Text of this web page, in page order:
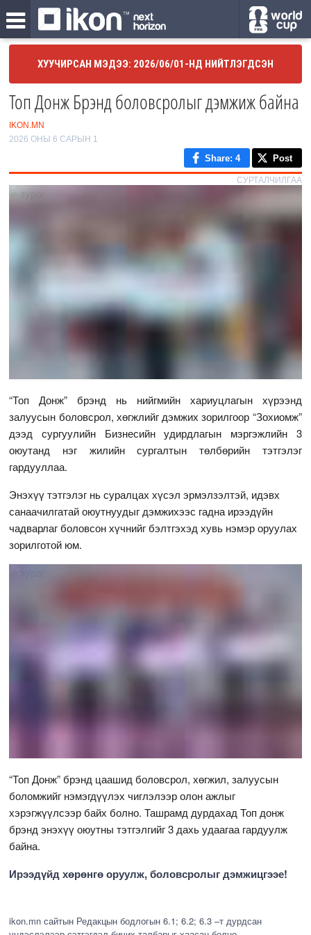
ХУУЧИРСАН МЭДЭЭ: 2026/06/01-НД НИЙТЛЭГДСЭН
Топ Донж Брэнд боловсролыг дэмжиж байна
IKON.MN
2026 ОНЫ 6 САРЫН 1
Share: 4 Post
СУРТАЛЧИЛГАА
“Топ Донж” брэнд нь нийгмийн хариуцлагын хүрээнд
залуусын боловсрол, хөгжлийг дэмжих зорилгоор “Зохиомж”
дээд сургуулийн Бизнесийн удирдлагын мэргэжлийн 3
оюутанд нэг жилийн сургалтын төлбөрийн тэтгэлэг
гардууллаа.
Энэхүү тэтгэлэг нь суралцах хүсэл эрмэлзэлтэй, идэвх
санаачилгатай оюутнуудыг дэмжихээс гадна ирээдүйн
чадварлаг боловсон хүчнийг бэлтгэхэд хувь нэмэр оруулах
зорилготой юм.
“Топ Донж” брэнд цаашид боловсрол, хөгжил, залуусын
боломжийг нэмэгдүүлэх чиглэлээр олон ажлыг
хэрэгжүүлсээр байх болно. Ташрамд дурдахад Топ донж
брэнд энэхүү оюутны тэтгэлгийг 3 дахь удаагаа гардуулж
байна.
Ирээдүйд хөрөнгө оруулж, боловсролыг дэмжицгээе!
ikon.mn сайтын Редакцын бодлогын 6.1; 6.2; 6.3 –т дурдсан